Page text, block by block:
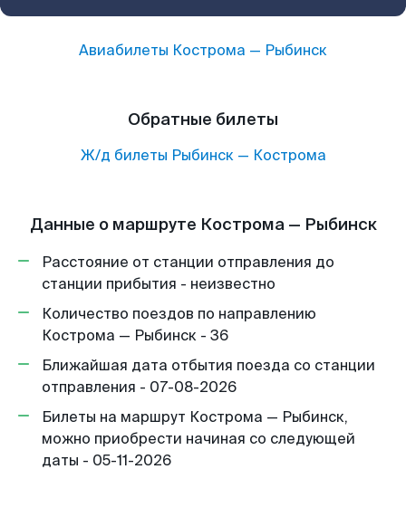
Авиабилеты Кострома — Рыбинск
Обратные билеты
Ж/д билеты Рыбинск— Кострома
Данные о маршруте Кострома — Рыбинск
Расстояние от станции отправления до
станции прибытия - неизвестно
Количество поездов по направлению
Кострома — Рыбинск - 36
Ближайшая дата отбытия поезда со станции
отправления - 07-08-2026
Билеты на маршрут Кострома — Рыбинск,
можно приобрести начиная со следующей
даты - 05-11-2026